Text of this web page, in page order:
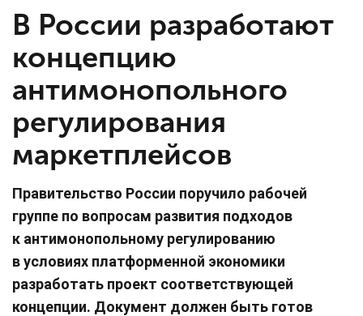
В России разработают
концепцию
антимонопольного
регулирования
маркетплейсов
Правительство России поручило рабочей
группе по вопросам развития подходов
к антимонопольному регулированию
в условиях платформенной экономики
разработать проект соответствующей
концепции. Документ должен быть готов